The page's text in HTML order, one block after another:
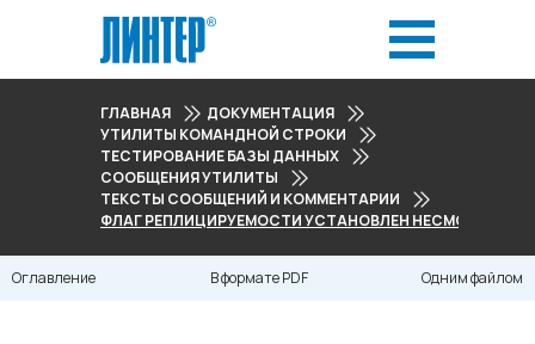
ГЛАВНАЯ
ДОКУМЕНТАЦИЯ
УТИЛИТЫ КОМАНДНОЙ СТРОКИ
ТЕСТИРОВАНИЕ БАЗЫ ДАННЫХ
СООБЩЕНИЯ УТИЛИТЫ
ТЕКСТЫ СООБЩЕНИЙ И КОММЕНТАРИИ
ФЛАГ РЕПЛИЦИРУЕМОСТИ УСТАНОВЛЕН НЕСМОТРЯ НА
Оглавление В формате PDF Одним файлом